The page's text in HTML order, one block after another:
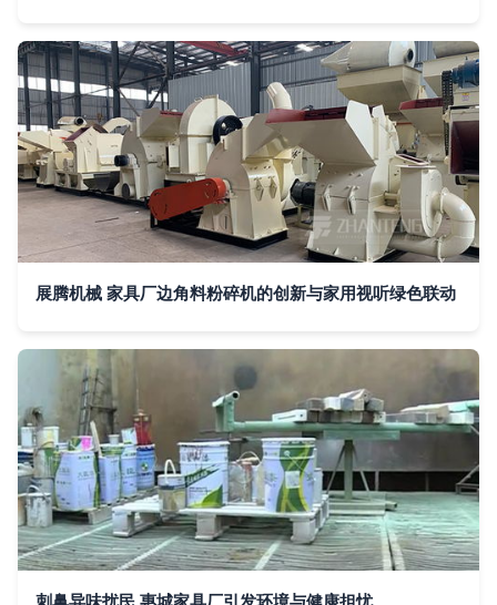
展腾机械 家具厂边角料粉碎机的创新与家用视听绿色联动